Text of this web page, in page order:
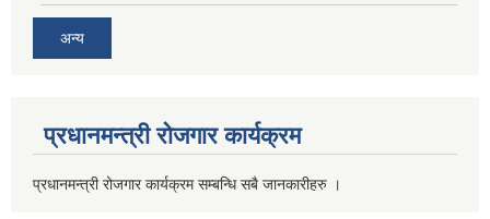
अन्य
प्रधानमन्त्री रोजगार कार्यक्रम
प्रधानमन्त्री रोजगार कार्यक्रम सम्बन्धि सबै जानकारीहरु ।